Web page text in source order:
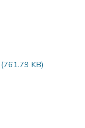
(761.79 KB)